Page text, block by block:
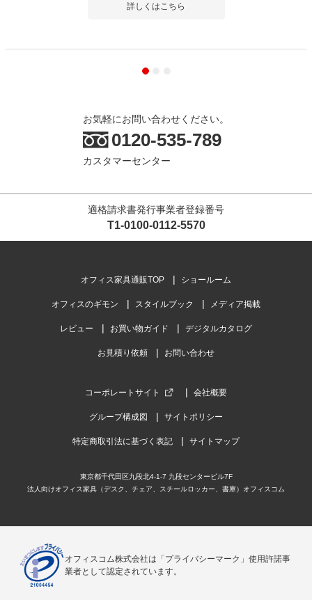
詳しくはこちら
お気軽にお問い合わせください。
0120-535-789
カスタマーセンター
適格請求書発行事業者登録番号
T1-0100-0112-5570
オフィス家具通販TOP ショールーム
オフィスのギモン スタイルブック メディア掲載
レビュー お買い物ガイド デジタルカタログ
お見積り依頼 お問い合わせ
コーポレートサイト 会社概要
グループ構成図 サイトポリシー
特定商取引法に基づく表記 サイトマップ
東京都千代田区九段北4-1-7 九段センタービル7F
法人向けオフィス家具（デスク、チェア、スチールロッカー、書庫）オフィスコム
オフィスコム株式会社は「プライバシーマーク」使用許諾事
業者として認定されています。